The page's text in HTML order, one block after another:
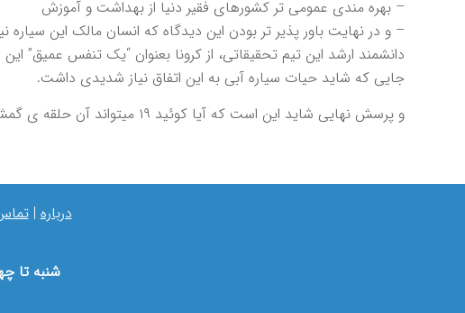
– بهره مندى عمومى تر كشورهاى فقير دنيا از بهداشت و آموزش
– و در نهايت باور پذير تر بودن اين ديدگاه كه انسان مالك اين
دانشمند ارشد اين تيم تحقيقاتى، از كرونا بعنوان “يك تنفس عميق” اين
جايى كه شايد حيات سياره آبى به اين اتفاق نياز شديدى داشت.
و پرسش نهايى شايد اين است كه آيا كوئيد ١٩ ميتواند آن حلقه ى گمشده ى دفاعى اين سياره در برابر موجودى به نام انسان باشد…؟!
درباره|
شنبه تا